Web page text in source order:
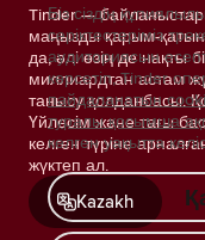
Tinder —
маңызды қарым-
да, әлі өзің де нақты
миллиардтан астам
танысу қолданбасы.
Үйлесім және тағы
келген түріне
жүктеп ал.
Kazakh
Біз сіздің
серіктестеріміз
аудиториясын
көрсетіп, Tinder
пайдаланатын
туралы қосымша
келген уақытта